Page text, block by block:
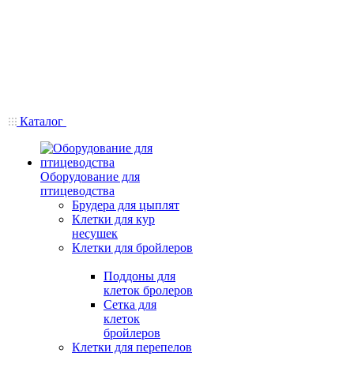
Каталог
Оборудование для
птицеводства
Брудера для цыплят
Клетки для кур
несушек
Клетки для бройлеров
Поддоны для
клеток бролеров
Сетка для
клеток
бройлеров
Клетки для перепелов